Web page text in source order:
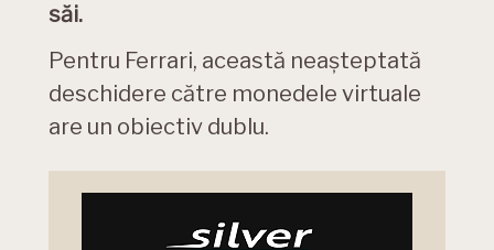
săi.
Pentru Ferrari, această neașteptată
deschidere către monedele virtuale
are un obiectiv dublu.